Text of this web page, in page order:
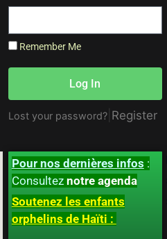
Remember Me
Log In
Lost your password?| Register
Pour nos dernières infos :
Consultez notre agenda
Soutenez les enfants
orphelins de Haïti :